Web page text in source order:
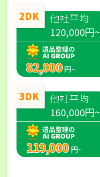
2DK
他社平均
120,000円~
82,000 円~
3DK
他社平均
160,000円~
119,000 円~